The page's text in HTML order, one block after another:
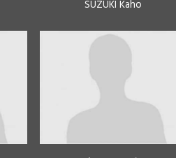
SUZUKI Kaho